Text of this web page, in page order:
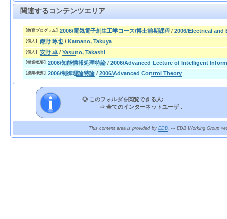
関連するコンテンツエリア
【教育プログラム】 2006/電気電子創生工学コース/博士前期課程 / 2006/Electrical and
【個人】 鎌野 琢也/ Kamano, Takuya
【個人】 安野 卓 / Yasuno, Takashi
【授業概要】 2006/知能情報処理特論 / 2006/Advanced Lecture of Intelligent
【授業概要】 2006/制御理論特論 / 2006/Advanced Control Theory
◎ このフォルダを閲覧できる人:
⇒ 全てのインターネットユーザ．
This content area is provided by EDB. --- EDB Working Group